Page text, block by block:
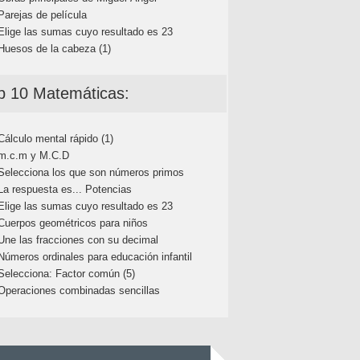
de película
las sumas cuyo resultado es 23
de la cabeza (1)
10 Matemáticas:
mental rápido (1)
y M.C.D
los que son números primos
respuesta es... Potencias
las sumas cuyo resultado es 23
geométricos para niños
las fracciones con su decimal
ordinales para educación infantil
Factor común (5)
combinadas sencillas